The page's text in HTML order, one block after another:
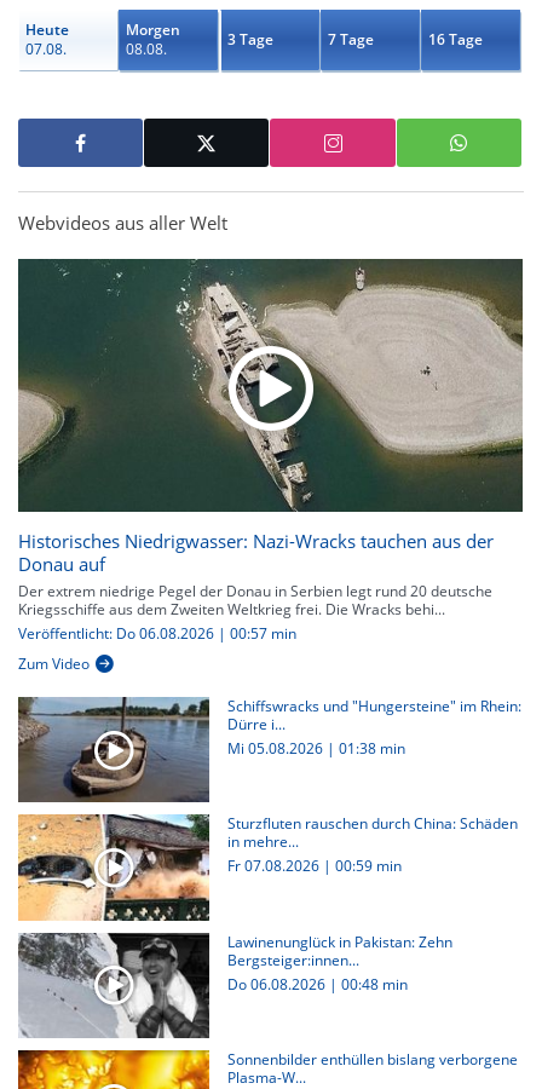
Heute
07.08.
Morgen
08.08.
3 Tage 7 Tage 16 Tage
Webvideos aus aller Welt
Historisches Niedrigwasser: Nazi-Wracks tauchen aus der
Donau auf
Der extrem niedrige Pegel der Donau in Serbien legt rund 20 deutsche
Kriegsschiffe aus dem Zweiten Weltkrieg frei. Die Wracks behi...
Veröffentlicht: Do 06.08.2026 | 00:57 min
Zum Video
Schiffswracks und "Hungersteine" im Rhein:
Dürre i...
Mi 05.08.2026 | 01:38 min
Sturzfluten rauschen durch China: Schäden
in mehre...
Fr 07.08.2026 | 00:59 min
Lawinenunglück in Pakistan: Zehn
Bergsteiger:innen...
Do 06.08.2026 | 00:48 min
Sonnenbilder enthüllen bislang verborgene
Plasma-W...